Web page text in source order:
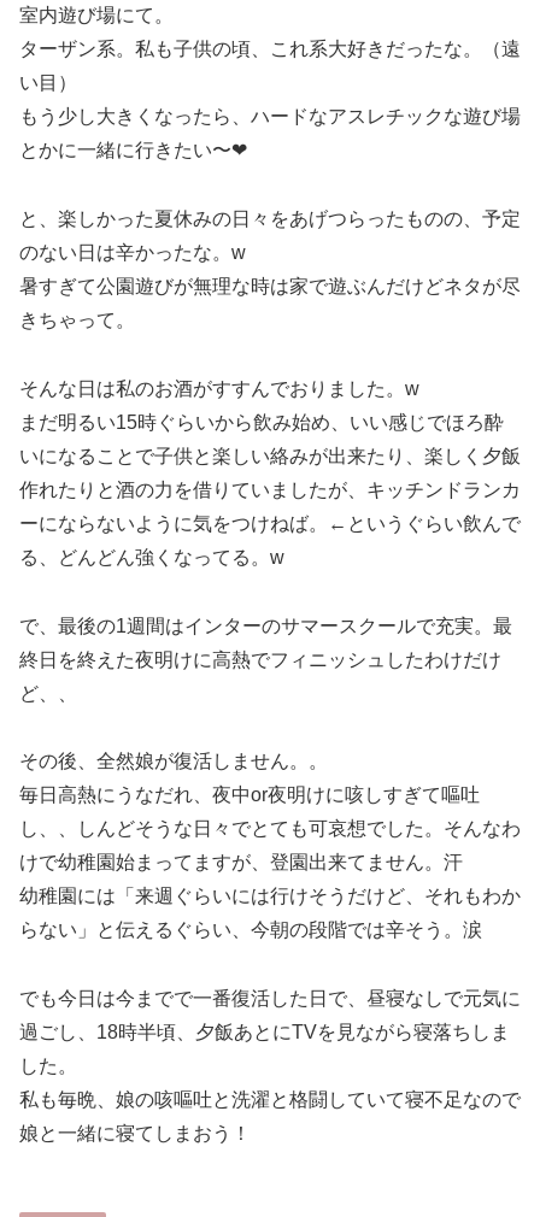
室内遊び場にて。
ターザン系。私も子供の頃、これ系大好きだったな。（遠
い目）
もう少し大きくなったら、ハードなアスレチックな遊び場
とかに一緒に行きたい〜❤︎
と、楽しかった夏休みの日々をあげつらったものの、予定
のない日は辛かったな。w
暑すぎて公園遊びが無理な時は家で遊ぶんだけどネタが尽
きちゃって。
そんな日は私のお酒がすすんでおりました。w
まだ明るい15時ぐらいから飲み始め、いい感じでほろ酔
いになることで子供と楽しい絡みが出来たり、楽しく夕飯
作れたりと酒の力を借りていましたが、キッチンドランカ
ーにならないように気をつけねば。←というぐらい飲んで
る、どんどん強くなってる。w
で、最後の1週間はインターのサマースクールで充実。最
終日を終えた夜明けに高熱でフィニッシュしたわけだけ
ど、、
その後、全然娘が復活しません。。
毎日高熱にうなだれ、夜中or夜明けに咳しすぎて嘔吐
し、、しんどそうな日々でとても可哀想でした。そんなわ
けで幼稚園始まってますが、登園出来てません。汗
幼稚園には「来週ぐらいには行けそうだけど、それもわか
らない」と伝えるぐらい、今朝の段階では辛そう。涙
でも今日は今までで一番復活した日で、昼寝なしで元気に
過ごし、18時半頃、夕飯あとにTVを見ながら寝落ちしま
した。
私も毎晩、娘の咳嘔吐と洗濯と格闘していて寝不足なので
娘と一緒に寝てしまおう！